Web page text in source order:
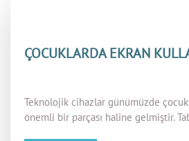
ÇOCUKLARDA EKRAN
Teknolojik cihazlar günümüzde
önemli bir parçası haline gelmiştir.